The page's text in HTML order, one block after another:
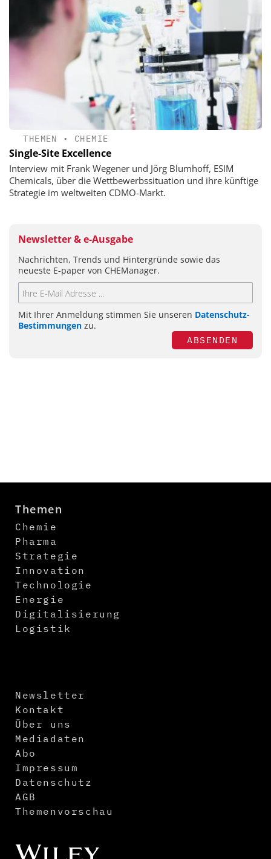
THEMEN • CHEMIE
Single-Site Excellence
Interview mit Frank Wegener und Jörg Blumhoff, ESIM
Chemicals, über die Wettbewerbssituation und ihre künftige
Strategie im weltweiten CDMO-Markt.
Newsletter & e-Ausgabe
Nachrichten, Trends und Hintergründe sowie das
neueste E-paper von CHEManager.
Mit Ihrer Anmeldung stimmen Sie unseren Datenschutz-
Bestimmungen zu.
ABSENDEN
Themen
Chemie
Pharma
Strategie
Innovation
Technologie
Energie
Digitalisierung
Logistik
Newsletter
Kontakt
Über uns
Mediadaten
Abo
Impressum
Datenschutz
AGB
Themenvorschau